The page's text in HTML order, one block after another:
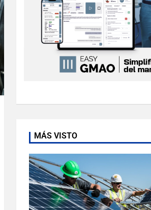
MÁS VISTO